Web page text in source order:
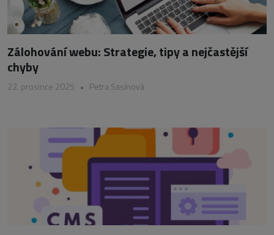
Zálohování webu: Strategie, tipy a nejčastější
chyby
22. prosince 2025 • Petra Sasínová